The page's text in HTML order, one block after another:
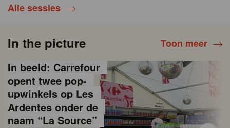
Alle sessies
In the picture Toon meer
In beeld: Carrefour
opent twee pop-
upwinkels op Les
Ardentes onder de
naam “La Source”